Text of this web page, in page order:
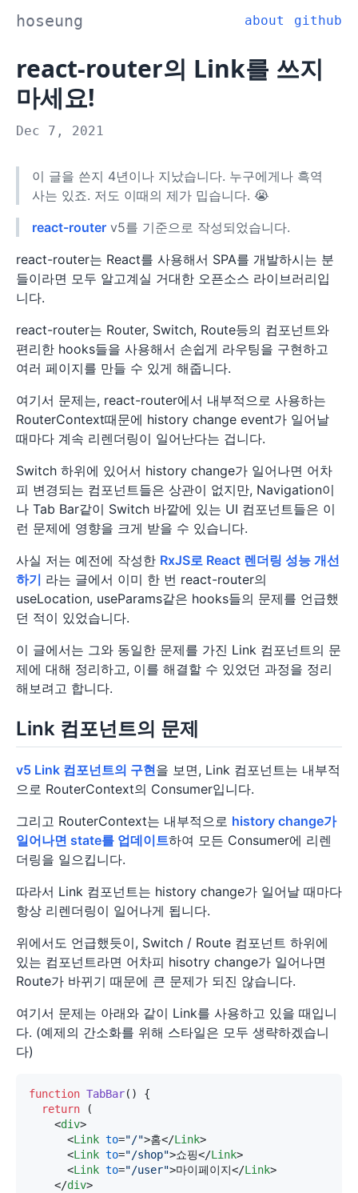
hoseung about github
react-router의 Link를 쓰지
마세요!
Dec 7, 2021
이 글을 쓴지 4년이나 지났습니다. 누구에게나 흑역
사는 있죠. 저도 이때의 제가 밉습니다. 😭
react-router v5를 기준으로 작성되었습니다.
react-router는 React를 사용해서 SPA를 개발하시는 분
들이라면 모두 알고계실 거대한 오픈소스 라이브러리입
니다.
react-router는 Router, Switch, Route등의 컴포넌트와
편리한 hooks들을 사용해서 손쉽게 라우팅을 구현하고
여러 페이지를 만들 수 있게 해줍니다.
여기서 문제는, react-router에서 내부적으로 사용하는
RouterContext때문에 history change event가 일어날
때마다 계속 리렌더링이 일어난다는 겁니다.
Switch 하위에 있어서 history change가 일어나면 어차
피 변경되는 컴포넌트들은 상관이 없지만, Navigation이
나 Tab Bar같이 Switch 바깥에 있는 UI 컴포넌트들은 이
런 문제에 영향을 크게 받을 수 있습니다.
사실 저는 예전에 작성한 RxJS로 React 렌더링 성능 개선
하기 라는 글에서 이미 한 번 react-router의
useLocation, useParams같은 hooks들의 문제를 언급했
던 적이 있었습니다.
이 글에서는 그와 동일한 문제를 가진 Link 컴포넌트의 문
제에 대해 정리하고, 이를 해결할 수 있었던 과정을 정리
해보려고 합니다.
Link 컴포넌트의 문제
v5 Link 컴포넌트의 구현을 보면, Link 컴포넌트는 내부적
으로 RouterContext의 Consumer입니다.
그리고 RouterContext는 내부적으로 history change가
일어나면 state를 업데이트하여 모든 Consumer에 리렌
더링을 일으킵니다.
따라서 Link 컴포넌트는 history change가 일어날 때마다
항상 리렌더링이 일어나게 됩니다.
위에서도 언급했듯이, Switch / Route 컴포넌트 하위에
있는 컴포넌트라면 어차피 hisotry change가 일어나면
Route가 바뀌기 때문에 큰 문제가 되진 않습니다.
여기서 문제는 아래와 같이 Link를 사용하고 있을 때입니
다. (예제의 간소화를 위해 스타일은 모두 생략하겠습니
다)
function TabBar( ) {
return (
<div>
<Link to="/">홈</Link>
<Link to="/shop">쇼핑</Link>
<Link to="/user">마이페이지</Link>
</div>